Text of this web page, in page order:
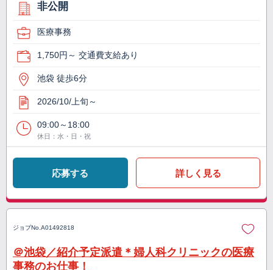
非公開
医療事務
1,750円～ 交通費支給あり
池袋 徒歩6分
2026/10/上旬～
09:00～18:00
休日：水・日・祝
応募する 詳しく見る
ジョブNo. A01492818
＠池袋／紹介予定派遣＊婦人科クリニックの医療
事務のお仕事！